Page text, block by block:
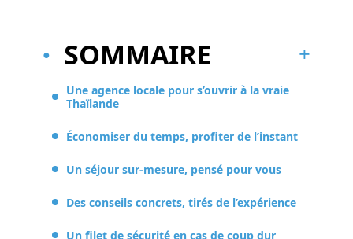
SOMMAIRE
Une agence locale pour s’ouvrir à la vraie
Thaïlande
Économiser du temps, profiter de l’instant
Un séjour sur-mesure, pensé pour vous
Des conseils concrets, tirés de l’expérience
Un filet de sécurité en cas de coup dur